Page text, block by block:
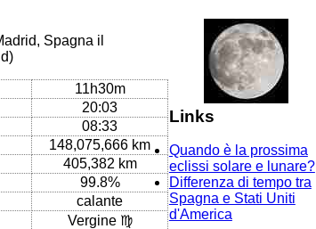
Spagna il
11h30m
20:03
08:33
148,075,666 km
405,382 km
99.8%
calante
Vergine ♍
Links
Quando è la prossima
eclissi solare e lunare?
Differenza di tempo tra
Spagna e Stati Uniti
d'America